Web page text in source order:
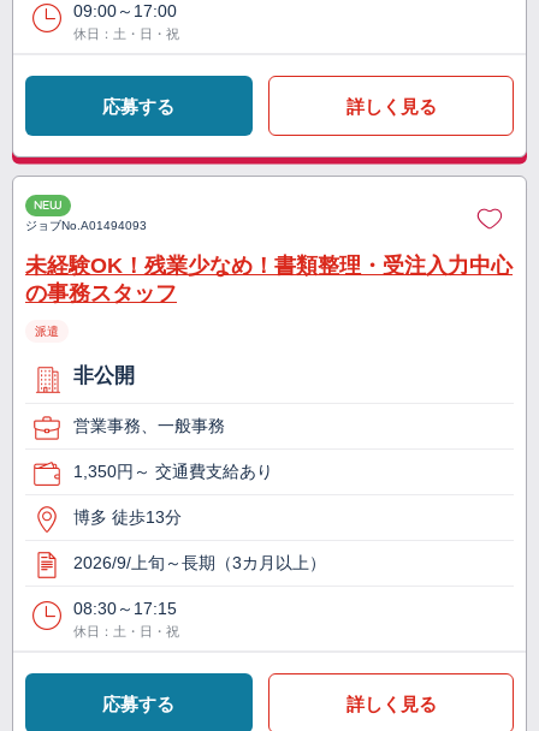
09:00～17:00
休日：土・日・祝
応募する 詳しく見る
NEW
ジョブNo.A01494093
未経験OK！残業少なめ！書類整理・受注入力中心
の事務スタッフ
派遣
非公開
営業事務、一般事務
1,350円～ 交通費支給あり
博多 徒歩13分
2026/9/上旬～長期（3カ月以上）
08:30～17:15
休日：土・日・祝
応募する 詳しく見る